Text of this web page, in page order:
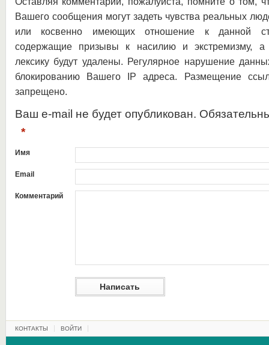
Вашего сообщения могут задеть чувства реальных
или косвенно имеющих отношение к данной
содержащие призывы к насилию и экстремизму, а
лексику будут удалены. Регулярное нарушение
блокированию Вашего IP адреса. Размещение
запрещено.
Ваш e-mail не будет опубликован.
*
Имя
Email
Комментарий
КОНТАКТЫ ВОЙТИ